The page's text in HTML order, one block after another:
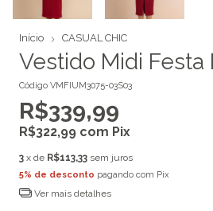
Início CASUAL CHIC
Vestido Midi Festa
Código VMFIUM3075-03S03
R$339,99
R$322,99 com Pix
3 x de R$113,33 sem juros
5% de desconto pagando com Pix
Ver mais detalhes